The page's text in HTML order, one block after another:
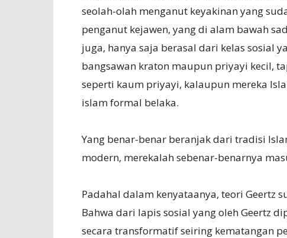
seolah-olah menganut keyakinan yang
penganut kejawen, yang di alam bawah
juga, hanya saja berasal dari kelas sosial
bangsawan kraton maupun priyayi kecil,
seperti kaum priyayi, kalaupun mereka
islam formal belaka.
Yang benar-benar beranjak dari tradisi
modern, merekalah sebenar-benarnya
Padahal dalam kenyataanya, teori Geertz
Bahwa dari lapis sosial yang oleh Geertz
secara transformatif seiring kematangan